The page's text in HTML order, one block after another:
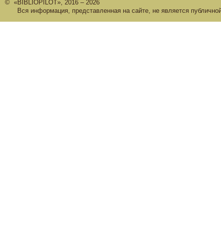
© «BIBLIOPILOT», 2016 – 2026
Вся информация, представленная на сайте, не является